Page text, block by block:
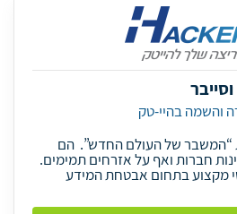
“המשבר של העולם החדש”. הם
חברות ואף על אזרחים תמימים.
מקצוע בתחום אבטחת המידע